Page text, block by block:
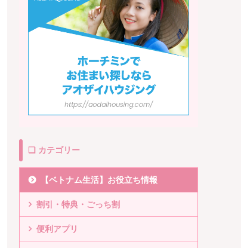
❏ カテゴリー
【ベトナム生活】お役立ち情報
割引・特典・ごっち割
便利アプリ